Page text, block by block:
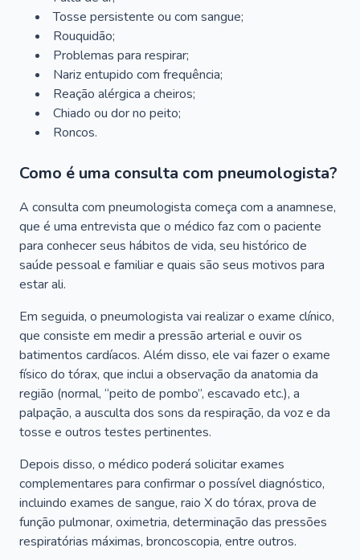
Tosse persistente ou com sangue;
Rouquidão;
Problemas para respirar;
Nariz entupido com frequência;
Reação alérgica a cheiros;
Chiado ou dor no peito;
Roncos.
Como é uma consulta com pneumologista?
A consulta com pneumologista começa com a anamnese,
que é uma entrevista que o médico faz com o paciente
para conhecer seus hábitos de vida, seu histórico de
saúde pessoal e familiar e quais são seus motivos para
estar ali.
Em seguida, o pneumologista vai realizar o exame clínico,
que consiste em medir a pressão arterial e ouvir os
batimentos cardíacos. Além disso, ele vai fazer o exame
físico do tórax, que inclui a observação da anatomia da
região (normal, “peito de pombo”, escavado etc.), a
palpação, a ausculta dos sons da respiração, da voz e da
tosse e outros testes pertinentes.
Depois disso, o médico poderá solicitar exames
complementares para confirmar o possível diagnóstico,
incluindo exames de sangue, raio X do tórax, prova de
função pulmonar, oximetria, determinação das pressões
respiratórias máximas, broncoscopia, entre outros.